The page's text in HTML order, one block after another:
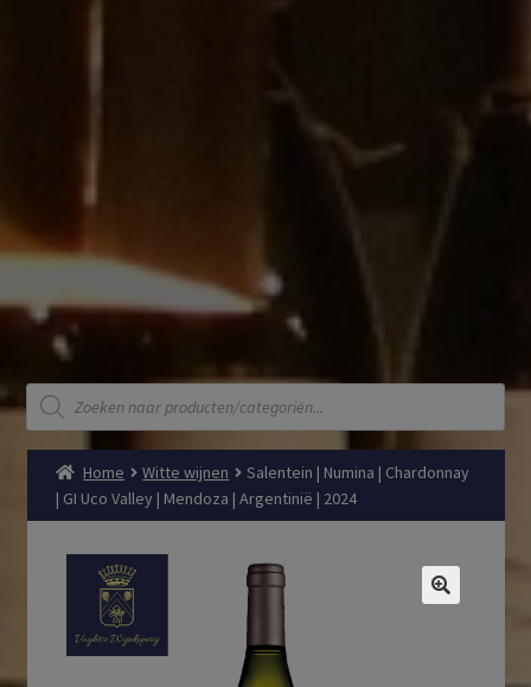
Producten
zoeken
Home Witte wijnen
Salentein | Numina | Chardonnay
| GI Uco Valley | Mendoza | Argentinië | 2024